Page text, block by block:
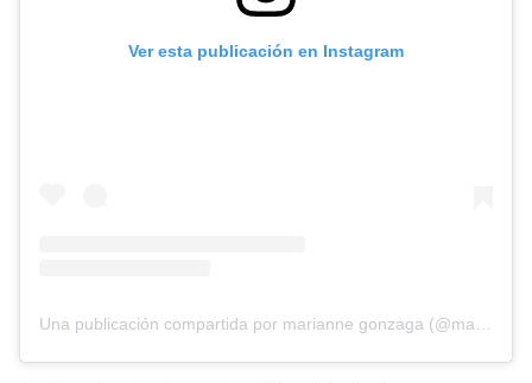
Ver esta publicación en Instagram
Una publicación compartida por marianne gonzaga (@marianne_rc)